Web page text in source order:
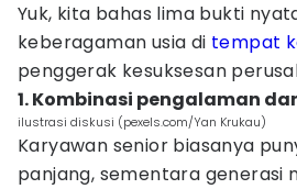
Yuk, kita bahas lima bukti
keberagaman usia di tempat
penggerak kesuksesan
1. Kombinasi pengalaman
ilustrasi diskusi (pexels.com/Yan Krukau)
Karyawan senior biasanya
panjang, sementara generasi